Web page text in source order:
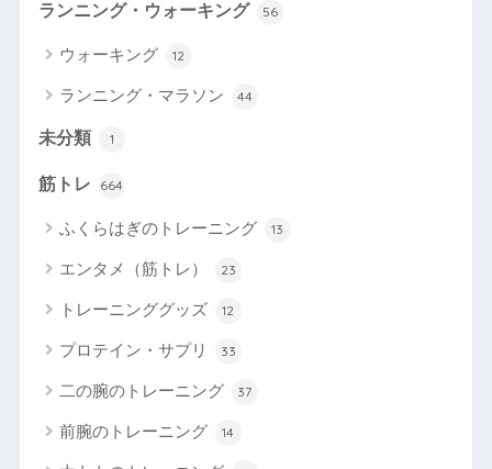
ランニング・ウォーキング 56
ウォーキング 12
ランニング・マラソン 44
未分類 1
筋トレ 664
ふくらはぎのトレーニング 13
エンタメ（筋トレ） 23
トレーニンググッズ 12
プロテイン・サプリ 33
二の腕のトレーニング 37
前腕のトレーニング 14